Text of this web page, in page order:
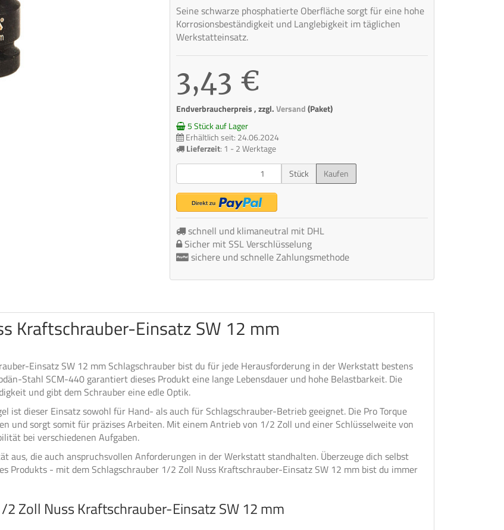
Seine schwarze phosphatierte Oberfläche sorgt für eine hohe
Korrosionsbeständigkeit und Langlebigkeit im täglichen
Werkstatteinsatz.
3,43 €
Endverbraucherpreis , zzgl.Versand(Paket)
5 Stück auf Lager
Erhältlich seit: 24.06.2024
Lieferzeit: 1 - 2 Werktage
Stück Kaufen
schnell und klimaneutral mit DHL
Sicher mit SSL Verschlüsselung
sichere und schnelle Zahlungsmethode
Kraftschrauber-Einsatz SW 12 mm
Einsatz SW 12 mm Schlagschrauber bist du für jede Herausforderung in der Werkstatt bestens
Stahl SCM-440 garantiert dieses Produkt eine lange Lebensdauer und hohe Belastbarkeit. Die
und gibt dem Schrauber eine edle Optik.
ist dieser Einsatz sowohl für Hand- als auch für Schlagschrauber-Betrieb geeignet. Die Pro Torque
und sorgt somit für präzises Arbeiten. Mit einem Antrieb von 1/2 Zoll und einer Schlüsselweite von
bei verschiedenen Aufgaben.
aus, die auch anspruchsvollen Anforderungen in der Werkstatt standhalten. Überzeuge dich selbst
Produkts - mit dem Schlagschrauber 1/2 Zoll Nuss Kraftschrauber-Einsatz SW 12 mm bist du immer
Zoll Nuss Kraftschrauber-Einsatz SW 12 mm